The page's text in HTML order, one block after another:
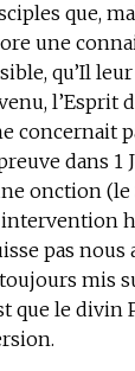
que,
une
qu’Il
l’Esprit
dans 1
onction
pas
mis
que le divin